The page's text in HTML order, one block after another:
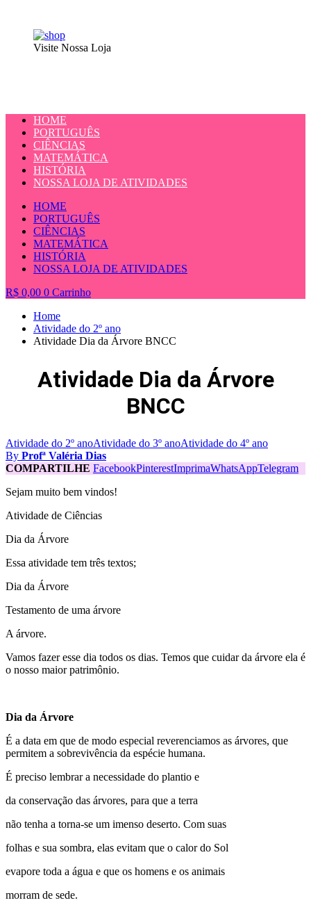
Visite Nossa Loja
HOME
PORTUGUÊS
CIÊNCIAS
MATEMÁTICA
HISTÓRIA
NOSSA LOJA DE ATIVIDADES
HOME
PORTUGUÊS
CIÊNCIAS
MATEMÁTICA
HISTÓRIA
NOSSA LOJA DE ATIVIDADES
R$ 0,00 0 Carrinho
Home
Atividade do 2º ano
Atividade Dia da Árvore BNCC
Atividade Dia da Árvore
BNCC
Atividade do 2º anoAtividade do 3º anoAtividade do 4º ano
By Profª Valéria Dias
COMPARTILHE FacebookPinterestImprimaWhatsAppTelegram
Sejam muito bem vindos!
Atividade de Ciências
Dia da Árvore
Essa atividade tem três textos;
Dia da Árvore
Testamento de uma árvore
A árvore.
Vamos fazer esse dia todos os dias. Temos que cuidar da árvore ela é
o nosso maior patrimônio.
Dia da Árvore
É a data em que de modo especial reverenciamos as árvores, que
permitem a sobrevivência da espécie humana.
É preciso lembrar a necessidade do plantio e
da conservação das árvores, para que a terra
não tenha a torna-se um imenso deserto. Com suas
folhas e sua sombra, elas evitam que o calor do Sol
evapore toda a água e que os homens e os animais
morram de sede.